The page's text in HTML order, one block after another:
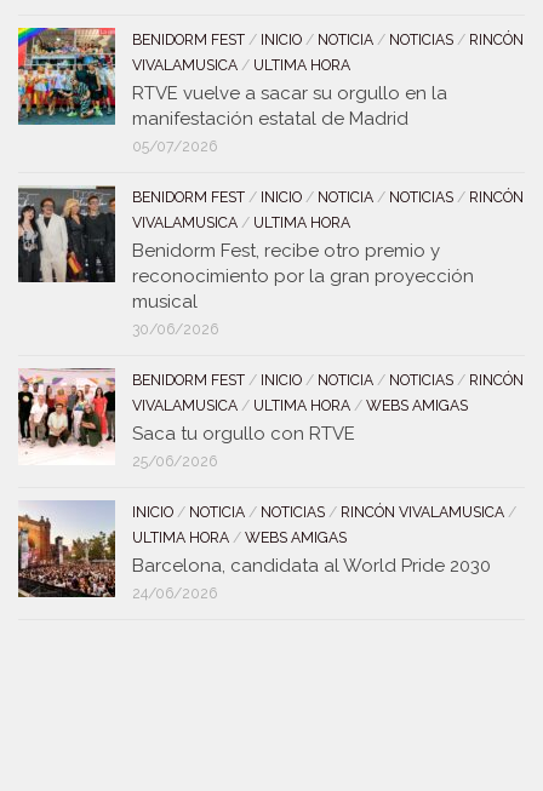
BENIDORM FEST / INICIO / NOTICIA / NOTICIAS / RINCÓN
VIVALAMUSICA / ULTIMA HORA
RTVE vuelve a sacar su orgullo en la
manifestación estatal de Madrid
05/07/2026
BENIDORM FEST / INICIO / NOTICIA / NOTICIAS / RINCÓN
VIVALAMUSICA / ULTIMA HORA
Benidorm Fest, recibe otro premio y
reconocimiento por la gran proyección
musical
30/06/2026
BENIDORM FEST / INICIO / NOTICIA / NOTICIAS / RINCÓN
VIVALAMUSICA / ULTIMA HORA / WEBS AMIGAS
Saca tu orgullo con RTVE
25/06/2026
INICIO / NOTICIA / NOTICIAS / RINCÓN VIVALAMUSICA /
ULTIMA HORA / WEBS AMIGAS
Barcelona, candidata al World Pride 2030
24/06/2026